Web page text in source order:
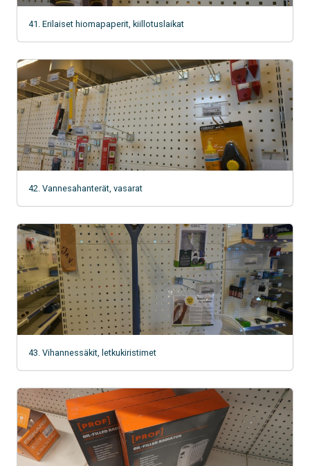
41. Erilaiset hiomapaperit, kiillotuslaikat
42. Vannesahanterät, vasarat
43. Vihannessäkit, letkukiristimet